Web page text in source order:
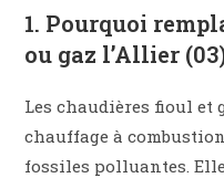
1. Pourquoi
ou gaz l’Allier
Les chaudières fioul et
chauffage à
fossiles polluantes.